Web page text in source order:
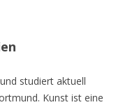
studiert aktuell
Kunst ist eine